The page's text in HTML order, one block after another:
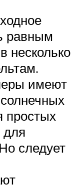
равным
несколько
имеют
простых
для
следует